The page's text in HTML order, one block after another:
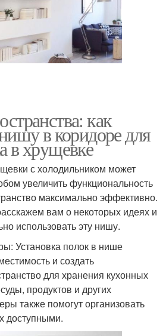
как
в коридоре для
в хрущевке
с холодильником может
увеличить функциональность
максимально эффективно.
вам о некоторых идеях и
использовать эту нишу.
Установка полок в нише
и создать
для хранения кухонных
продуктов и других
также помогут организовать
доступными.